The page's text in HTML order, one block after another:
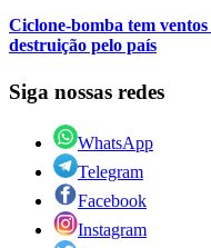
Ciclone-bomba tem
destruição pelo país
Siga nossas redes
WhatsApp
Telegram
Facebook
Instagram